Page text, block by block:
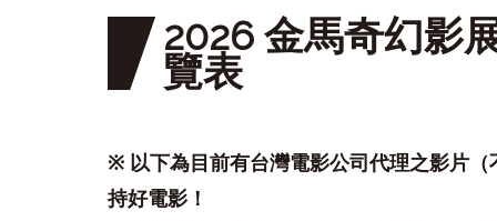
2026 金馬奇幻影
覽表
※ 以下為目前有台灣電影公司代理之影片
持好電影！